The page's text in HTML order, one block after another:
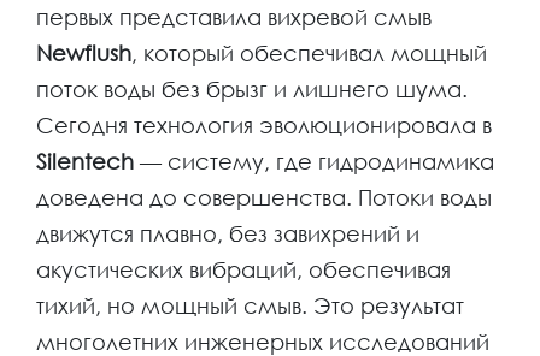
первых представила вихревой смыв
Newflush, который обеспечивал мощный
поток воды без брызг и лишнего шума.
Сегодня технология эволюционировала в
Silentech— систему, где гидродинамика
доведена до совершенства. Потоки воды
движутся плавно, без завихрений и
акустических вибраций, обеспечивая
тихий, но мощный смыв. Это результат
многолетних инженерных исследований